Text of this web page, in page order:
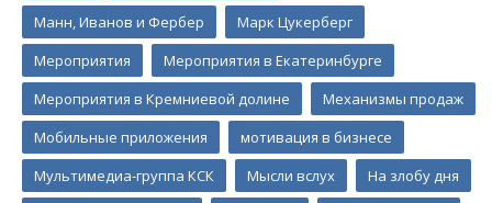
Манн, Иванов и Фербер
Марк Цукерберг
Мероприятия
Мероприятия в Екатеринбурге
Мероприятия в Кремниевой долине
Механизмы продаж
Мобильные приложения
мотивация в бизнесе
Мультимедиа-группа КСК
Мысли вслух
На злобу дня